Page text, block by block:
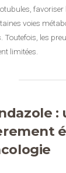
favoriser
voies
Toutefois, les
limitées.
: